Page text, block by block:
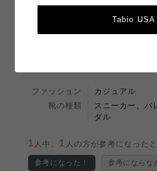
写真の通り、淡い水色で、軽い光
で軽やかに見えます。普段、靴の
ファッション
カジュアル
靴の種類
スニーカー、バ
ダル
1 人中、 1 人の方が参考になった
参考になった！ 参考にならな
Tabio USA